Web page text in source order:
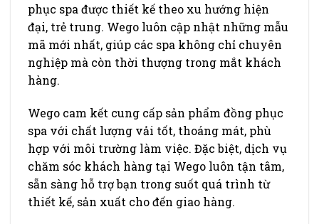
phục spa được thiết kế theo xu hướng hiện
đại, trẻ trung. Wego luôn cập nhật những mẫu
mã mới nhất, giúp các spa không chỉ chuyên
nghiệp mà còn thời thượng trong mắt khách
hàng.
Wego cam kết cung cấp sản phẩm đồng phục
spa với chất lượng vải tốt, thoáng mát, phù
hợp với môi trường làm việc. Đặc biệt, dịch vụ
chăm sóc khách hàng tại Wego luôn tận tâm,
sẵn sàng hỗ trợ bạn trong suốt quá trình từ
thiết kế, sản xuất cho đến giao hàng.